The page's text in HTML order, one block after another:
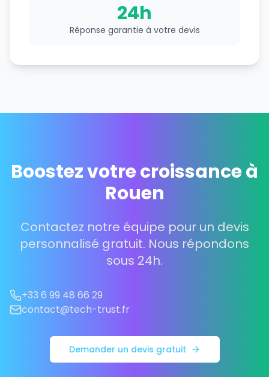
24h
Réponse garantie à votre devis
Boostez votre croissance à
Rouen
Contactez notre équipe pour un devis
personnalisé gratuit. Nous répondons
sous 24h.
+33 6 99 48 66 29
contact@tech-trust.fr
Demander un devis gratuit